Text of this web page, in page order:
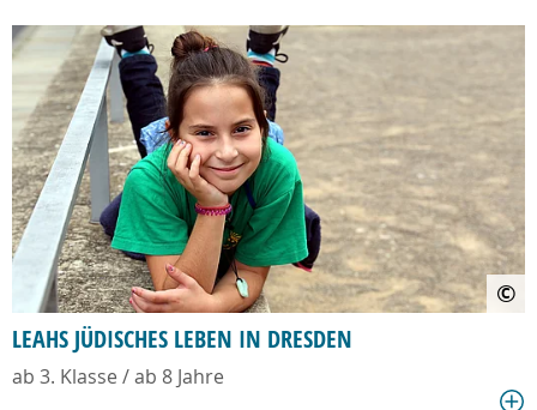
©
LEAHS JÜDISCHES LEBEN IN DRESDEN
ab 3. Klasse / ab 8 Jahre